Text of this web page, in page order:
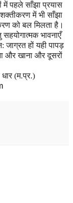
में पहले साँझा प्रयास
में भी साँझा
को बल मिलता है।
भावनाएँ
जाग्रत हों यही पापड़
और खाना और दूसरों
धार (म.प्र.)